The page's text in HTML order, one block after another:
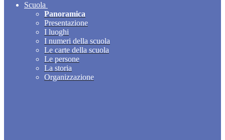
Scuola
Panoramica
Presentazione
I luoghi
I numeri della scuola
Le carte della scuola
Le persone
La storia
Organizzazione